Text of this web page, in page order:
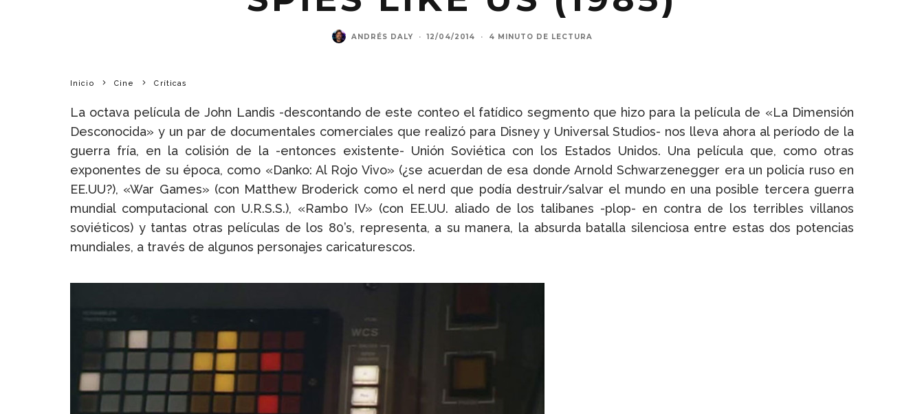
ANDRÉS DALY · 12/04/2014 · 4 MINUTO DE LECTURA
Inicio Cine Críticas
La octava película de John Landis -descontando de este conteo el fatídico segmento que hizo para la película de «La Dimensión
Desconocida» y un par de documentales comerciales que realizó para Disney y Universal Studios- nos lleva ahora al período de la
guerra fría, en la colisión de la -entonces existente- Unión Soviética con los Estados Unidos. Una película que, como otras
exponentes de su época, como «Danko: Al Rojo Vivo» (¿se acuerdan de esa donde Arnold Schwarzenegger era un policía ruso en
EE.UU?), «War Games» (con Matthew Broderick como el nerd que podía destruir/salvar el mundo en una posible tercera guerra
mundial computacional con U.R.S.S.), «Rambo IV» (con EE.UU. aliado de los talibanes -plop- en contra de los terribles villanos
soviéticos) y tantas otras películas de los 80’s, representa, a su manera, la absurda batalla silenciosa entre estas dos potencias
mundiales, a través de algunos personajes caricaturescos.